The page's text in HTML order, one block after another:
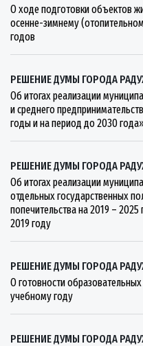
О ходе подготовки объектов
осенне-зимнему
годов
РЕШЕНИЕ ДУМЫ ГОРОДА
Об итогах реализации
и среднего
годы и на период до 2030
РЕШЕНИЕ ДУМЫ ГОРОДА
Об итогах реализации
отдельных государственных
попечительства на 2019 –
2019 году
РЕШЕНИЕ ДУМЫ ГОРОДА
О готовности
учебному году
РЕШЕНИЕ ДУМЫ ГОРОДА